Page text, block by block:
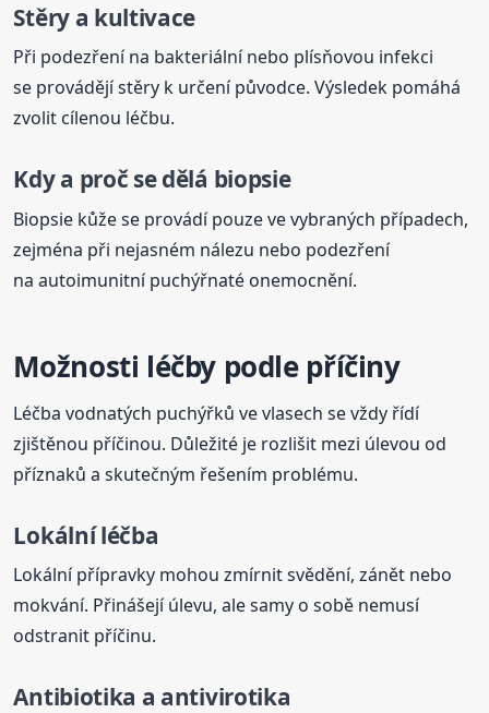
Stěry a kultivace
Při podezření na bakteriální nebo plísňovou infekci
se provádějí stěry k určení původce. Výsledek pomáhá
zvolit cílenou léčbu.
Kdy a proč se dělá biopsie
Biopsie kůže se provádí pouze ve vybraných případech,
zejména při nejasném nálezu nebo podezření
na autoimunitní puchýřnaté onemocnění.
Možnosti léčby podle příčiny
Léčba vodnatých puchýřků ve vlasech se vždy řídí
zjištěnou příčinou. Důležité je rozlišit mezi úlevou od
příznaků a skutečným řešením problému.
Lokální léčba
Lokální přípravky mohou zmírnit svědění, zánět nebo
mokvání. Přinášejí úlevu, ale samy o sobě nemusí
odstranit příčinu.
Antibiotika a antivirotika